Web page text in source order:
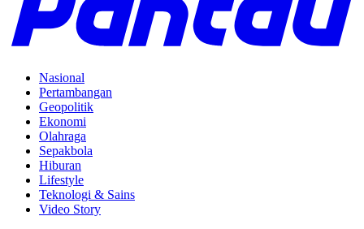
Nasional
Pertambangan
Geopolitik
Ekonomi
Olahraga
Sepakbola
Hiburan
Lifestyle
Teknologi & Sains
Video Story